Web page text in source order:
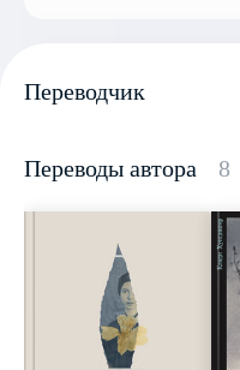
Переводчик
Переводы автора 8